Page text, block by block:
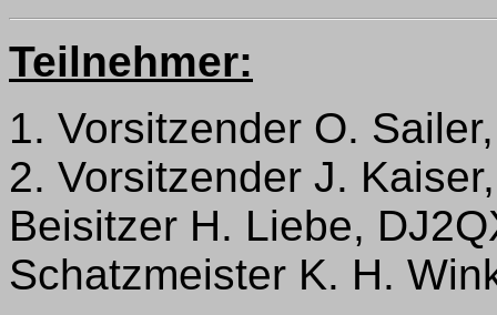
Teilnehmer:
1. Vorsitzender O.
2. Vorsitzender J.
Beisitzer H. Liebe,
Schatzmeister K. H.